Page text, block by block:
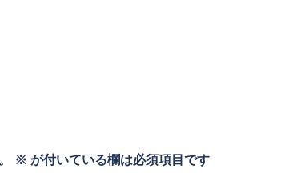
※ が付いている欄は必須項目です